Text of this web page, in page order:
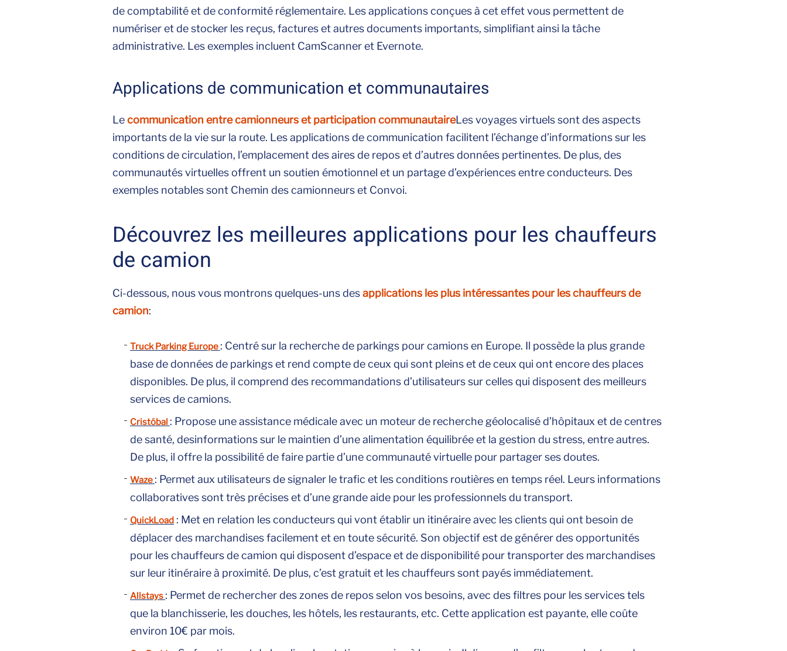
de comptabilité et de conformité réglementaire. Les applications conçues à cet effet vous permettent de
numériser et de stocker les reçus, factures et autres documents importants, simplifiant ainsi la tâche
administrative. Les exemples incluent CamScanner et Evernote.
Applications de communication et communautaires
Lecommunication entre camionneurs et participation communautaireLes voyages virtuels sont des aspects
importants de la vie sur la route. Les applications de communication facilitent l’échange d’informations sur les
conditions de circulation, l’emplacement des aires de repos et d’autres données pertinentes. De plus, des
communautés virtuelles offrent un soutien émotionnel et un partage d’expériences entre conducteurs. Des
exemples notables sont Chemin des camionneurs et Convoi.
Découvrez les meilleures applications pour les chauffeurs
de camion
Ci-dessous, nous vous montrons quelques-uns desapplications les plus intéressantes pour les chauffeurs de
camion:
Truck Parking Europe : Centré sur la recherche de parkings pour camions en Europe. Il possède la plus grande
base de données de parkings et rend compte de ceux qui sont pleins et de ceux qui ont encore des places
disponibles. De plus, il comprend des recommandations d’utilisateurs sur celles qui disposent des meilleurs
services de camions.
Cristóbal : Propose une assistance médicale avec un moteur de recherche géolocalisé d’hôpitaux et de centres
de santé, desinformations sur le maintien d’une alimentation équilibrée et la gestion du stress, entre autres.
De plus, il offre la possibilité de faire partie d’une communauté virtuelle pour partager ses doutes.
Waze : Permet aux utilisateurs de signaler le trafic et les conditions routières en temps réel. Leurs informations
collaboratives sont très précises et d’une grande aide pour les professionnels du transport.
QuickLoad : Met en relation les conducteurs qui vont établir un itinéraire avec les clients qui ont besoin de
déplacer des marchandises facilement et en toute sécurité. Son objectif est de générer des opportunités
pour les chauffeurs de camion qui disposent d’espace et de disponibilité pour transporter des marchandises
sur leur itinéraire à proximité. De plus, c’est gratuit et les chauffeurs sont payés immédiatement.
Allstays : Permet de rechercher des zones de repos selon vos besoins, avec des filtres pour les services tels
que la blanchisserie, les douches, les hôtels, les restaurants, etc. Cette application est payante, elle coûte
environ 10€ par mois.